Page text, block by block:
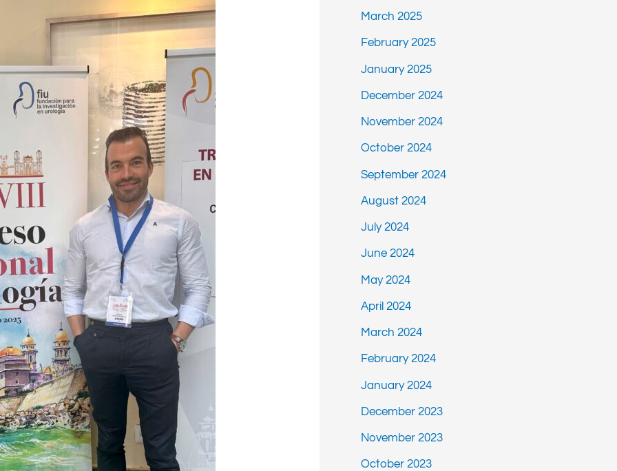
March 2025
February 2025
January 2025
December 2024
November 2024
October 2024
September 2024
August 2024
July 2024
June 2024
May 2024
April 2024
March 2024
February 2024
January 2024
December 2023
November 2023
October 2023